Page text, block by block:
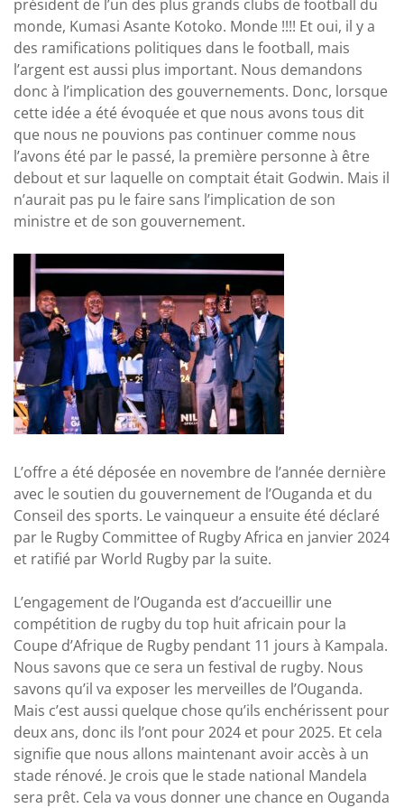
président de l’un des plus grands clubs de football du
monde, Kumasi Asante Kotoko. Monde !!!! Et oui, il y a
des ramifications politiques dans le football, mais
l’argent est aussi plus important. Nous demandons
donc à l’implication des gouvernements. Donc, lorsque
cette idée a été évoquée et que nous avons tous dit
que nous ne pouvions pas continuer comme nous
l’avons été par le passé, la première personne à être
debout et sur laquelle on comptait était Godwin. Mais il
n’aurait pas pu le faire sans l’implication de son
ministre et de son gouvernement.
L’offre a été déposée en novembre de l’année dernière
avec le soutien du gouvernement de l’Ouganda et du
Conseil des sports. Le vainqueur a ensuite été déclaré
par le Rugby Committee of Rugby Africa en janvier 2024
et ratifié par World Rugby par la suite.
L’engagement de l’Ouganda est d’accueillir une
compétition de rugby du top huit africain pour la
Coupe d’Afrique de Rugby pendant 11 jours à Kampala.
Nous savons que ce sera un festival de rugby. Nous
savons qu’il va exposer les merveilles de l’Ouganda.
Mais c’est aussi quelque chose qu’ils enchérissent pour
deux ans, donc ils l’ont pour 2024 et pour 2025. Et cela
signifie que nous allons maintenant avoir accès à un
stade rénové. Je crois que le stade national Mandela
sera prêt. Cela va vous donner une chance en Ouganda